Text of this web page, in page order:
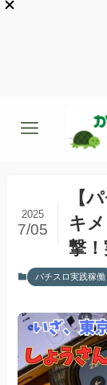
【
キ
撃
2025
7/05
パチスロ実践稼働